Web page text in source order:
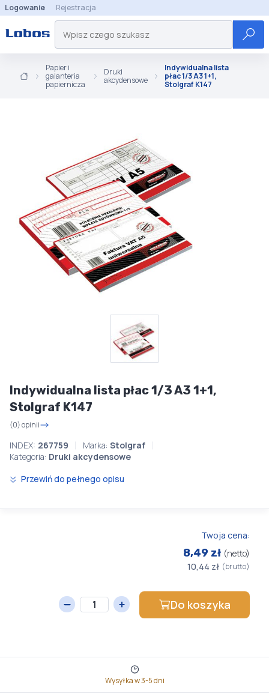
Logowanie Rejestracja
Papier i
galanteria
papiernicza
Druki
akcydensowe
Indywidualna lista
płac 1/3 A3 1+1,
Stolgraf K147
Indywidualna lista płac 1/3 A3 1+1,
Stolgraf K147
(0) opinii
INDEX: 267759 Marka: Stolgraf
Kategoria: Druki akcydensowe
Przewiń do pełnego opisu
Twoja cena:
8,49 zł (netto)
10,44 zł (brutto)
Do koszyka
Wysyłka w 3-5 dni